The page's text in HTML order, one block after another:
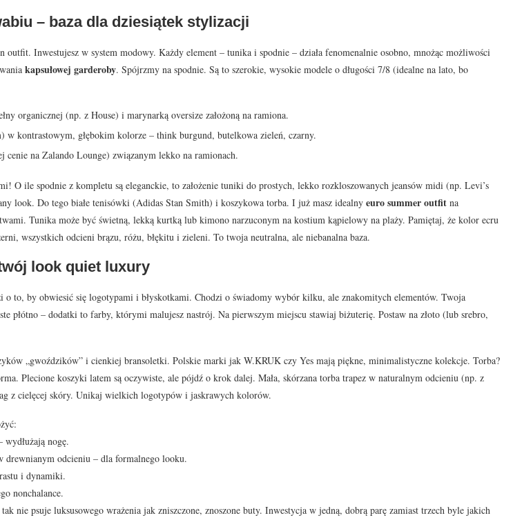
– baza dla dziesiątek stylizacji
Inwestujesz w system modowy. Każdy element – tunika i spodnie – działa fenomenalnie osobno, mnożąc możliwości
kapsułowej garderoby. Spójrzmy na spodnie. Są to szerokie, wysokie modele o długości 7/8 (idealne na lato, bo
organicznej (np. z House) i marynarką oversize założoną na ramiona.
w kontrastowym, głębokim kolorze – think burgund, butelkowa zieleń, czarny.
cenie na Zalando Lounge) związanym lekko na ramionach.
O ile spodnie z kompletu są eleganckie, to założenie tuniki do prostych, lekko rozkloszowanych jeansów midi (np. Levi’s
look. Do tego białe tenisówki (Adidas Stan Smith) i koszykowa torba. I już masz idealny euro summer outfit na
Tunika może być świetną, lekką kurtką lub kimono narzuconym na kostium kąpielowy na plaży. Pamiętaj, że kolor ecru
wszystkich odcieni brązu, różu, błękitu i zieleni. To twoja neutralna, ale niebanalna baza.
look quiet luxury
to, by obwiesić się logotypami i błyskotkami. Chodzi o świadomy wybór kilku, ale znakomitych elementów. Twoja
płótno – dodatki to farby, którymi malujesz nastrój. Na pierwszym miejscu stawiaj biżuterię. Postaw na złoto (lub srebro,
„gwoździków” i cienkiej bransoletki. Polskie marki jak W.KRUK czy Yes mają piękne, minimalistyczne kolekcje. Torba?
Plecione koszyki latem są oczywiste, ale pójdź o krok dalej. Mała, skórzana torba trapez w naturalnym odcieniu (np. z
z cielęcej skóry. Unikaj wielkich logotypów i jaskrawych kolorów.
wydłużają nogę.
drewnianym odcieniu – dla formalnego looku.
i dynamiki.
nonchalance.
nie psuje luksusowego wrażenia jak zniszczone, znoszone buty. Inwestycja w jedną, dobrą parę zamiast trzech byle jakich